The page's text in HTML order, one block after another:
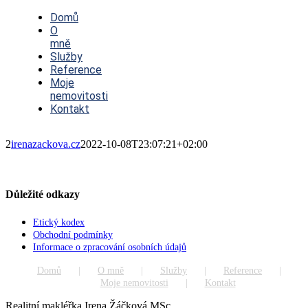
NavigationDomů
O
mně
Služby
Reference
Moje
nemovitosti
Kontakt
2irenazackova.cz2022-10-08T23:07:21+02:00
Důležité odkazy
Etický kodex
Obchodní podmínky
Informace o zpracování osobních údajů
Domů O mně Služby
Reference
Moje nemovitosti
Kontakt
Realitní makléřka Irena Žáčková MSc.